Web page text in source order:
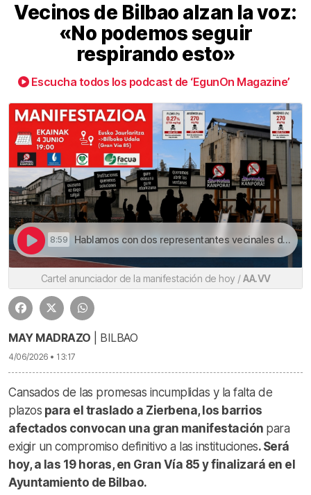
Vecinos de Bilbao alzan la voz:
«No podemos seguir
respirando esto»
Escucha todos los podcast de ‘EgunOn Magazine’
8:59 Hablamos con dos representantes vecinales de ZorroTza y San Ignazio | Vecinos de Bilbao alzan la voz: «No podemos seguir respirando esto»
Cartel anunciador de la manifestación de hoy /AA.VV
MAY MADRAZO | BILBAO
4/06/2026 • 13:17
Cansados de las promesas incumplidas y la falta de
plazos para el traslado a Zierbena, los barrios
afectados convocan una gran manifestación para
exigir un compromiso definitivo a las instituciones. Será
hoy, a las 19 horas, en Gran Vía 85 y finalizará en el
Ayuntamiento de Bilbao.